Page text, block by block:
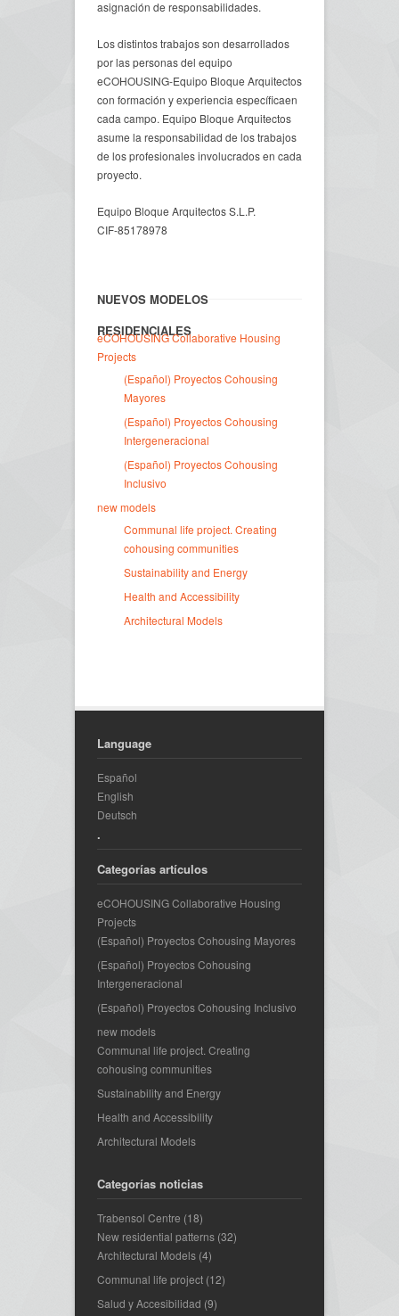
asignación de responsabilidades.
Los distintos trabajos son desarrollados
por las personas del equipo
eCOHOUSING-Equipo Bloque Arquitectos
con formación y experiencia específicaen
cada campo. Equipo Bloque Arquitectos
asume la responsabilidad de los trabajos
de los profesionales involucrados en cada
proyecto.
Equipo Bloque Arquitectos S.L.P.
CIF-85178978
NUEVOS MODELOS
RESIDENCIALES
eCOHOUSING Collaborative Housing
Projects
(Español) Proyectos Cohousing
Mayores
(Español) Proyectos Cohousing
Intergeneracional
(Español) Proyectos Cohousing
Inclusivo
new models
Communal life project. Creating
cohousing communities
Sustainability and Energy
Health and Accessibility
Architectural Models
Language
Español
English
Deutsch
.
Categorías artículos
eCOHOUSING Collaborative Housing
Projects
(Español) Proyectos Cohousing Mayores
(Español) Proyectos Cohousing
Intergeneracional
(Español) Proyectos Cohousing Inclusivo
new models
Communal life project. Creating
cohousing communities
Sustainability and Energy
Health and Accessibility
Architectural Models
Categorías noticias
Trabensol Centre (18)
New residential patterns (32)
Architectural Models (4)
Communal life project (12)
Salud y Accesibilidad (9)